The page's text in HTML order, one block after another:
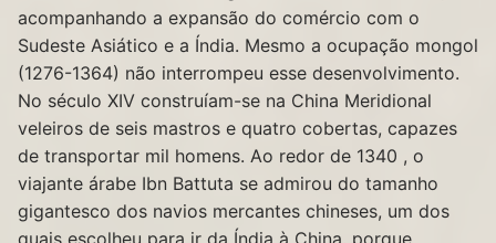
acompanhando a expansão do comércio com o
Sudeste Asiático e a Índia. Mesmo a ocupação mongol
(1276-1364) não interrompeu esse desenvolvimento.
No século XIV construíam-se na China Meridional
veleiros de seis mastros e quatro cobertas, capazes
de transportar mil homens. Ao redor de 1340 , o
viajante árabe Ibn Battuta se admirou do tamanho
gigantesco dos navios mercantes chineses, um dos